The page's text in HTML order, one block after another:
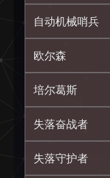
自动机械哨兵
欧尔森
培尔葛斯
失落奋战者
失落守护者